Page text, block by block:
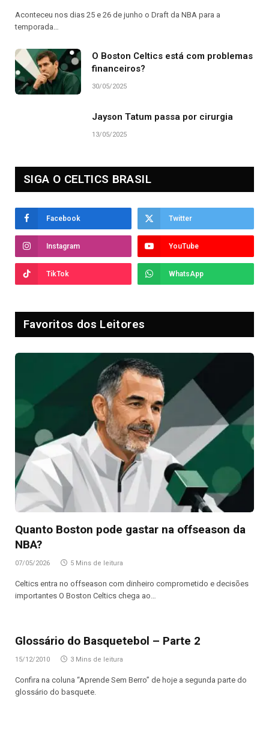
Aconteceu nos dias 25 e 26 de junho o Draft da NBA para a
temporada…
O Boston Celtics está com problemas
financeiros?
30/05/2025
Jayson Tatum passa por cirurgia
13/05/2025
SIGA O CELTICS BRASIL
Facebook Twitter
Instagram YouTube
TikTok WhatsApp
Favoritos dos Leitores
Quanto Boston pode gastar na offseason da
NBA?
07/05/2026 5 Mins de leitura
Celtics entra no offseason com dinheiro comprometido e decisões
importantes O Boston Celtics chega ao…
Glossário do Basquetebol – Parte 2
15/12/2010 3 Mins de leitura
Confira na coluna “Aprende Sem Berro” de hoje a segunda parte do
glossário do basquete.